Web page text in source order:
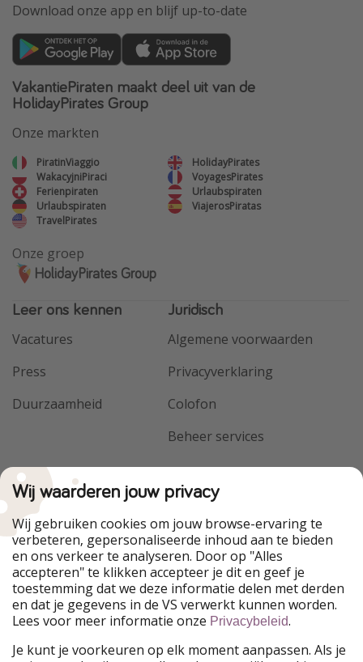
Download onze app en blijf up-to-date
VakantiePiraten maakt deel uit van de
HolidayPirates Group
Onze markten
PiratinViaggio
HolidayPirates
WakacyjniPiraci
VoyagesPirates
Ferienpiraten
Urlaubspiraten
Urlaubspiraten
ViajerosPiratas
TravelPirates
Onze groep
HolidayPirates Group
Leer ons kennen
Vacatures
Press
Duurzaamheid
Juridisch
Algemene voorwaarden
Privacyverklaring
Colofon
Beheer services
Wij waarderen jouw privacy
Wij gebruiken cookies om jouw browse-ervaring te
verbeteren, gepersonaliseerde inhoud aan te bieden
en ons verkeer te analyseren. Door op "Alles
accepteren" te klikken accepteer je dit en geef je
toestemming dat we deze informatie delen met derden
en dat je gegevens in de VS verwerkt kunnen worden.
Lees voor meer informatie onze Privacybeleid.
Je kunt je voorkeuren op elk moment aanpassen. Als je